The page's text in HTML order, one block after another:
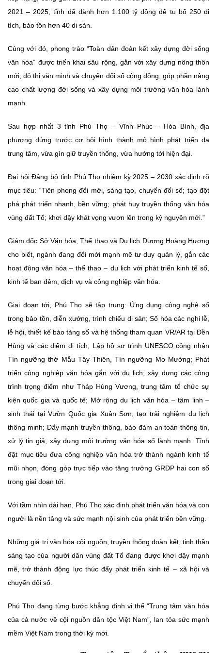
2021 – 2025, tỉnh đã dành hơn 1.100 tỷ đồng để tu bổ 250 di
tích, bảo tồn hơn 40 di sản.
Cùng với đó, phong trào“Toàn dân đoàn kết xây dựng đời sống
văn hóa” được triển khai sâu rộng, gắn với xây dựng nông thôn
mới, đô thị văn minh và chuyển đổi số cộng đồng, góp phần nâng
cao chất lượng đời sống và xây dựng môi trường văn hóa lành
mạnh.
Sau hợp nhất 3 tỉnh Phú Thọ – Vĩnh Phúc – Hòa Bình, địa
phương đứng trước cơ hội hình thành mô hình phát triển đa
trung tâm, vừa gìn giữ truyền thống, vừa hướng tới hiện đại.
Đại hội Đảng bộ tỉnh Phú Thọ nhiệm kỳ 2025 – 2030 xác định rõ
mục tiêu: “Tiên phong đổi mới, sáng tạo, chuyển đổi số; tạo đột
phá phát triển nhanh, bền vững; phát huy truyền thống văn hóa
vùng đất Tổ; khơi dậy khát vọng vươn lên trong kỷ nguyên mới.”
Giám đốc Sở Văn hóa, Thể thao và Du lịch Dương Hoàng Hương
cho biết, ngành đang đổi mới mạnh mẽ tư duy quản lý, gắn các
hoạt động văn hóa – thể thao – du lịch với phát triển kinh tế số,
kinh tế ban đêm, dịch vụ và công nghiệp văn hóa.
Giai đoạn tới, Phú Thọ sẽ tập trung: Ứng dụng công nghệ số
trong bảo tồn, diễn xướng, trình chiếu di sản; Số hóa các nghi lễ,
lễ hội, thiết kế bảo tàng số và hệ thống tham quan VR/AR tại Đền
Hùng và các điểm di tích; Lập hồ sơ trình UNESCO công nhận
Tín ngưỡng thờ Mẫu Tây Thiên ,Tín ngưỡng Mo Mường; Phát
triểncông nghiệp văn hóa gắn với du lịch; xây dựng các công
trình trọng điểm như Tháp Hùng Vương , trung tâm tổ chức sự
kiện quốc gia và quốc tế; Mở rộng du lịch văn hóa – tâm linh –
sinh thái tại Vườn Quốc gia Xuân Sơn, tạo trải nghiệm du lịch
thông minh; Đẩy mạnh truyền thông, bảo đảm an toàn thông tin,
xử lý tin giả, xây dựng môi trường văn hóa số lành mạnh. Tỉnh
đặt mục tiêu đưa công nghiệp văn hóa trở thành ngành kinh tế
mũi nhọn , đóng góp trực tiếp vào tăng trưởng GRDP hai con số
trong giai đoạn tới.
Với tầm nhìn dài hạn, Phú Thọ xác định phát triển văn hóa và con
người là nền tảng và sức mạnh nội sinh của phát triển bền vững.
Những giá trị văn hóa cội nguồn, truyền thống đoàn kết, tinh thần
sáng tạo của người dân vùng đất Tổ đang được khơi dậy mạnh
mẽ, trở thành động lực thúc đẩy phát triển kinh tế – xã hội và
chuyển đổi số.
Phú Thọ đang từng bước khẳng định vị thế“Trung tâm văn hóa
của cả nước về cội nguồn dân tộc Việt Nam” , lan tỏa sức mạnh
mềm Việt Nam trong thời kỳ mới.